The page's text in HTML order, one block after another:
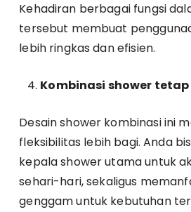
Kehadiran berbagai fungsi
tersebut membuat
lebih ringkas dan efisien.
Kombinasi shower
Desain shower kombinasi ini
fleksibilitas lebih bagi. Anda
kepala shower utama untuk
sehari-hari, sekaligus
genggam untuk kebutuhan